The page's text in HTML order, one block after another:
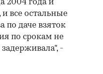
2004 года и
и все остальные
по даче взяток
по срокам не
-